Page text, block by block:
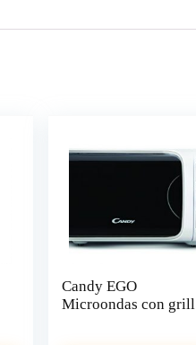
Candy EGO
Microondas con grill